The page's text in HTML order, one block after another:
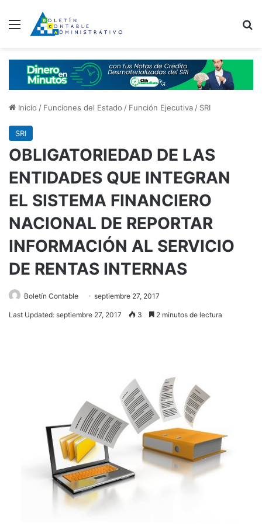
Menú
Inicio / Funciones del Estado / Función Ejecutiva / SRI
SRI
OBLIGATORIEDAD DE LAS
ENTIDADES QUE INTEGRAN
EL SISTEMA FINANCIERO
NACIONAL DE REPORTAR
INFORMACIÓN AL SERVICIO
DE RENTAS INTERNAS
Boletín Contable septiembre 27, 2017
Last Updated: septiembre 27, 2017 3 2 minutos de lectura